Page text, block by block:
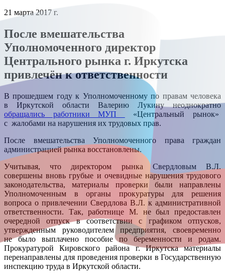
21 марта 2017 г.
После вмешательства
Уполномоченного директор
Центрального рынка г. Иркутска
привлечён к ответственности
В прошедшем году к Уполномоченному по правам человека
в Иркутской области Валерию Лукину неоднократно
обращались работники МУП
«Центральный рынок»
с жалобами на нарушения их трудовых прав.
После вмешательства Уполномоченного права граждан
администрацией рынка восстановлены.
Учитывая, что директором рынка Свердловым В.Л.
совершены вновь грубые и очевидные нарушения трудового
законодательства, материалы проверки были направлены
Уполномоченным в органы прокуратуры для решения
вопроса о привлечении Свердлова В.Л. к административной
ответственности. Так, работнице М. не был предоставлен
очередной отпуск в соответствии с графиком отпусков,
утвержденным руководителем предприятия, своевременно
не было выплачено пособие по беременности и родам.
Прокуратурой Кировского района г. Иркутска материалы
перенаправлены для проведения проверки в Государственную
инспекцию труда в Иркутской области.